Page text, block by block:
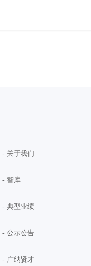
- 关于我们
- 智库
- 典型业绩
- 公示公告
- 广纳贤才